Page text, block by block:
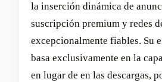
la inserción dinámica de
suscripción premium y redes
excepcionalmente fiables. Su
basa exclusivamente en la
en lugar de en las descargas,